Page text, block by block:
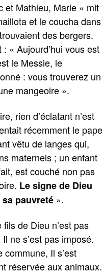
et Mathieu, Marie « mit
et le coucha dans
des bergers.
: « Aujourd’hui vous est
le Messie, le
: vous trouverez un
mangeoire ».
rien d’éclatant n’est
récemment le pape
vêtu de langes qui,
maternels ; un enfant
est couché non pas
Le signe de Dieu
sa pauvreté ».
de Dieu n’est pas
ne s’est pas imposé.
Il s’est
réservée aux animaux.